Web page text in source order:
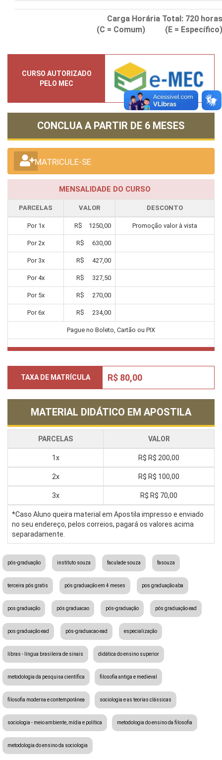
Carga Horária Total: 720 horas
(C = Comum) (E = Específico)
CURSO AUTORIZADO
PELO MEC
CONCLUA A PARTIR DE 6 MESES
MATRICULE-SE
MENSALIDADE DO CURSO
PARCELAS VALOR DESCONTO
Por 1x R$ 1250,00 Promoção valor à vista
Por 2x R$ 630,00
Por 3x R$ 427,00
Por4x R$ 327,50
Por 5x R$ 270,00
Por6x R$ 234,00
Pague no Boleto, Cartão ou PIX
TAXA DE MATRÍCULA R$ 80,00
MATERIAL DIDÁTICO EM APOSTILA
PARCELAS VALOR
1x R$ R$ 200,00
2x R$ R$ 100,00
3x R$ R$ 70,00
*Caso Aluno queira material em Apostila impresso e enviado
no seu endereço, pelos correios, pagará os valores acima
separadamente.
pós-graduação instituto souza faculade souza fasouza
terceira pós gratis pós graduação em 4 meses pos graduação aba
pos graduação pós graduacao pós-graduação pós graduação ead
pos graduação ead pós-graduacao ead especialização
libras - língua brasileira de sinais didática do ensino superior
metodologia da pesquisa científica filosofia antiga e medieval
filosofia moderna e contemporânea sociologia e as teorias clássicas
sociologia - meio ambiente, mídia e política metodologia do ensino da filosofia
metodologia do ensino da sociologia